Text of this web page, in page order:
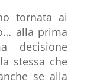
tornata ai
alla prima
decisione
stessa che
se alla